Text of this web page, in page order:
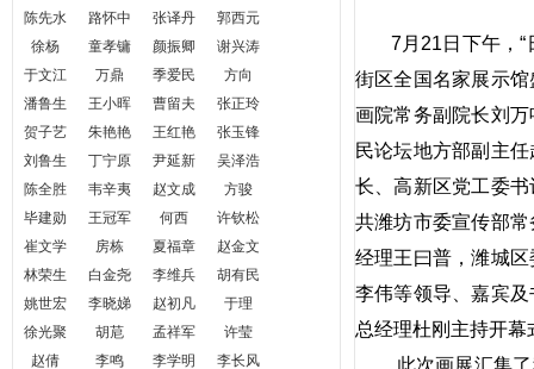
陈先水
路怀中 张译丹
郭西元
徐杨
童孝镛 颜振卿
谢兴涛
于文江
万鼎 季爱民
方向
潘鲁生
王小晖 曹留夫
张正玲
贺子艺
朱艳艳 王红艳
张玉锋
刘鲁生
丁宁原 尹延新
吴泽浩
陈全胜
韦辛夷 赵文成
方骏
毕建勋
王冠军 何西
许钦松
崔文学
房栋 夏福章
赵金文
林荣生
白金尧 李维兵
胡有民
姚世宏
李晓娣 赵初凡
于理
徐光聚
胡苨 孟祥军
许莹
赵倩
李鸣 李学明
李长风
7月21日下午，“日
街区全国名家展示
画院常务副院长刘
民论坛地方部副主
长、高新区党工委
共潍坊市委宣传部
经理王曰普，潍城
李伟等领导、嘉宾
总经理杜刚主持开幕
此次画展汇集了